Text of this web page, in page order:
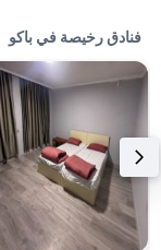
فنادق رخيصة في باكو